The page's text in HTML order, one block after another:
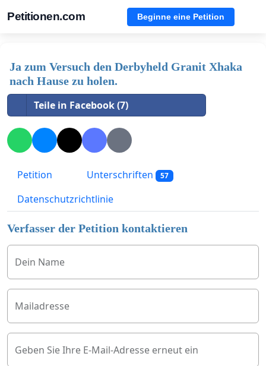
Petitionen.com Beginne eine Petition
Ja zum Versuch den Derbyheld Granit Xhaka
nach Hause zu holen.
Teile in Facebook (7)
Petition Unterschriften 57
Datenschutzrichtlinie
Verfasser der Petition kontaktieren
Dein Name
Mailadresse
Geben Sie Ihre E-Mail-Adresse erneut ein